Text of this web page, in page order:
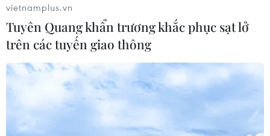
Transformers 5: Robot là tồn tại duy nhất,
nội dung không quan trọng
Sau "The Last Knight", Michael Bay sẽ rời ghế đạo diễn
nhưng Transformers vẫn sẽ có những phần tiếp theo như
cái kết gợi mở. Bởi kỹ xảo CGI chứ không phải Bay mới
là thứ quan trọng nhất.
vietnamplus.vn
Tuyên Quang khẩn trương khắc phục sạt lở
trên các tuyến giao thông